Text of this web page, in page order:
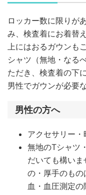
ロッカー数に限りが
み、検査着にお着替
上にはおるガウンも
シャツ（無地・なる
ただき、検査着の下
男性でガウンが必要
男性の方へ
アクセサリー・
無地のTシャツ
だいても構い
の・厚手のも
血・血圧測定